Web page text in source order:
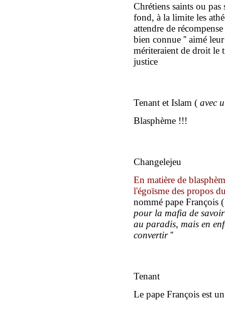
Chrétiens saints ou pas
fond, à la limite les
attendre de
bien connue '' aimé
mériteraient de droit le
justice
Tenant et Islam ( avec
Blasphème !!!
Changelejeu
En matière de
l'égoïsme des propos
nommé pape François (
pour la mafia de
au paradis, mais en
convertir''
Tenant
Le pape François est